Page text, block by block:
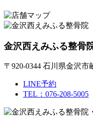
金沢西えみふる整骨
〒920-0344 石川県金沢市
LINE予約
TEL：076-208-5005